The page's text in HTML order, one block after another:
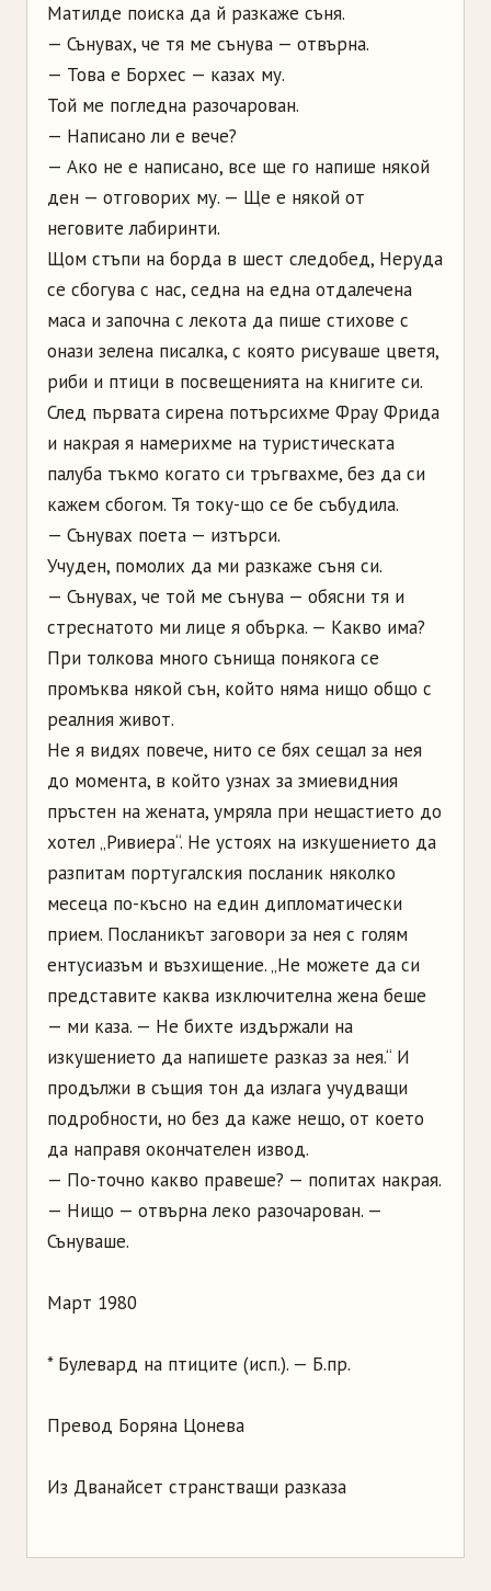
Матилде поиска да й разкаже съня.
— Сънувах, че тя ме сънува — отвърна.
— Това е Борхес — казах му.
Той ме погледна разочарован.
— Написано ли е вече?
— Ако не е написано, все ще го напише някой
ден — отговорих му. — Ще е някой от
неговите лабиринти.
Щом стъпи на борда в шест следобед, Неруда
се сбогува с нас, седна на една отдалечена
маса и започна с лекота да пише стихове с
онази зелена писалка, с която рисуваше цветя,
риби и птици в посвещенията на книгите си.
След първата сирена потърсихме Фрау Фрида
и накрая я намерихме на туристическата
палуба тъкмо когато си тръгвахме, без да си
кажем сбогом. Тя току-що се бе събудила.
— Сънувах поета — изтърси.
Учуден, помолих да ми разкаже съня си.
— Сънувах, че той ме сънува — обясни тя и
стреснатото ми лице я обърка. — Какво има?
При толкова много сънища понякога се
промъква някой сън, който няма нищо общо с
реалния живот.
Не я видях повече, нито се бях сещал за нея
до момента, в който узнах за змиевидния
пръстен на жената, умряла при нещастието до
хотел „Ривиера“. Не устоях на изкушението да
разпитам португалския посланик няколко
месеца по-късно на един дипломатически
прием. Посланикът заговори за нея с голям
ентусиазъм и възхищение. „Не можете да си
представите каква изключителна жена беше
— ми каза. — Не бихте издържали на
изкушението да напишете разказ за нея.“ И
продължи в същия тон да излага учудващи
подробности, но без да каже нещо, от което
да направя окончателен извод.
— По-точно какво правеше? — попитах накрая.
— Нищо — отвърна леко разочарован. —
Сънуваше.
Март 1980
* Булевард на птиците (исп.). — Б.пр.
Превод Боряна Цонева
Из Дванайсет странстващи разказа